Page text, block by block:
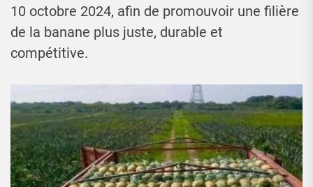
10 octobre 2024, afin de promouvoir une filière
de la banane plus juste, durable et
compétitive.